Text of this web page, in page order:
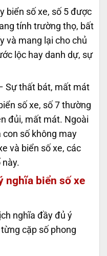
biển số xe, số 5 được
tính trường thọ, bất
và mang lại cho chủ
lộc hay danh dự, sự
Sự thất bát, mất mát
số xe, số 7 thường
đủi, mất mát. Ngoài
con số không may
và biển số xe, các
nghĩa biển số xe
nghĩa đầy đủ ý
cặp số phong